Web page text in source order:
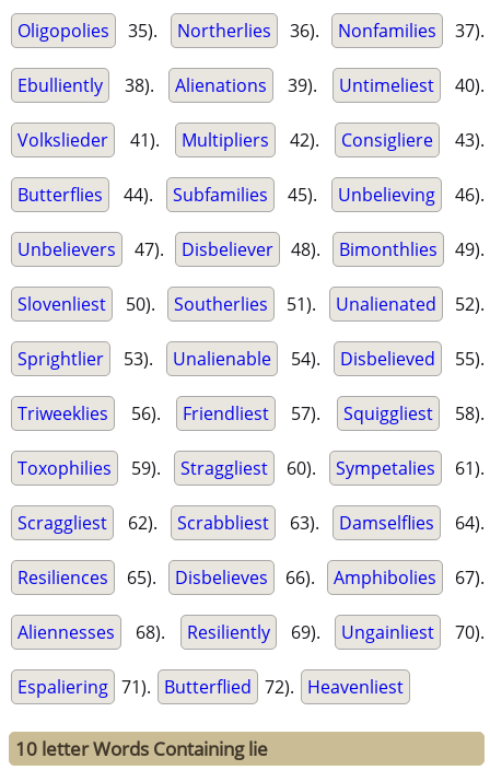
Oligopolies 35). Northerlies 36). Nonfamilies 37).
Ebulliently 38). Alienations 39). Untimeliest 40).
Volkslieder 41). Multipliers 42). Consigliere 43).
Butterflies 44). Subfamilies 45). Unbelieving 46).
Unbelievers 47). Disbeliever 48). Bimonthlies 49).
Slovenliest 50). Southerlies 51). Unalienated 52).
Sprightlier 53). Unalienable 54). Disbelieved 55).
Triweeklies 56). Friendliest 57). Squiggliest 58).
Toxophilies 59). Straggliest 60). Sympetalies 61).
Scraggliest 62). Scrabbliest 63). Damselflies 64).
Resiliences 65). Disbelieves 66). Amphibolies 67).
Aliennesses 68). Resiliently 69). Ungainliest 70).
Espaliering 71). Butterflied 72). Heavenliest
10 letter Words Containing lie